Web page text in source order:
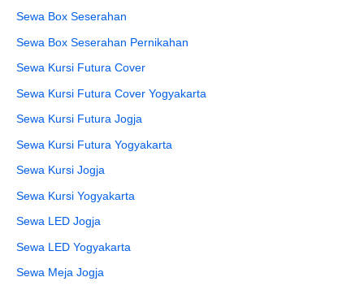
Sewa Box Seserahan
Sewa Box Seserahan Pernikahan
Sewa Kursi Futura Cover
Sewa Kursi Futura Cover Yogyakarta
Sewa Kursi Futura Jogja
Sewa Kursi Futura Yogyakarta
Sewa Kursi Jogja
Sewa Kursi Yogyakarta
Sewa LED Jogja
Sewa LED Yogyakarta
Sewa Meja Jogja